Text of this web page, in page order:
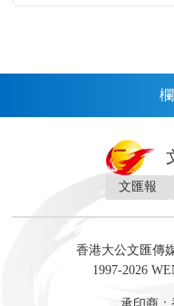
灣區人
財經 地產
訪談
文匯報
香港大公文匯傳
1997-2026